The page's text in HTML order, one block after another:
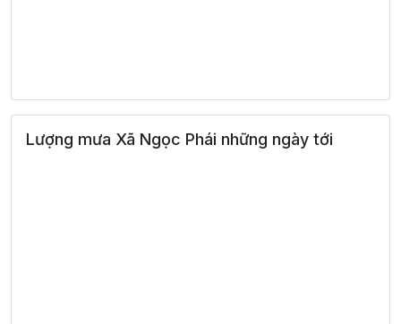
Lượng mưa Xã Ngọc Phái những ngày tới